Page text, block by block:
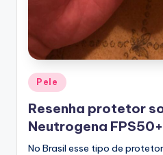
Posted
in
Pele
Resenha protetor
Neutrogena FPS50+
No Brasil esse tipo de